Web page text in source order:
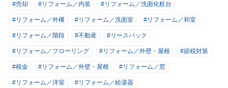
#売却 #リフォーム／内装 #リフォーム／洗面化粧台
#リフォーム／外構 #リフォーム／洗面室 #リフォーム／和室
#リフォーム／階段 #不動産 #リースバック
#リフォーム／フローリング #リフォーム／外壁・屋根 #節税対策
#税金 #リフォーム／外壁・屋根 #リフォーム／窓
#リフォーム／洋室 #リフォーム／給湯器